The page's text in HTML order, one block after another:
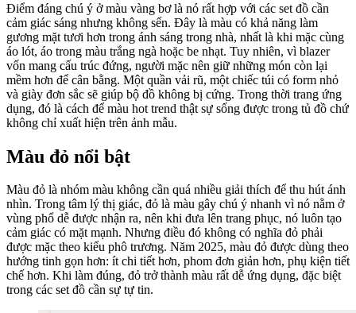
Điểm đáng chú ý ở màu vàng bơ là nó rất hợp với các set đồ cần
cảm giác sáng nhưng không sến. Đây là màu có khả năng làm
gương mặt tươi hơn trong ánh sáng trong nhà, nhất là khi mặc cùng
áo lót, áo trong màu trắng ngà hoặc be nhạt. Tuy nhiên, vì blazer
vốn mang cấu trúc đứng, người mặc nên giữ những món còn lại
mềm hơn để cân bằng. Một quần vải rũ, một chiếc túi có form nhỏ
và giày đơn sắc sẽ giúp bộ đồ không bị cứng. Trong thời trang ứng
dụng, đó là cách để màu hot trend thật sự sống được trong tủ đồ chứ
không chỉ xuất hiện trên ảnh mẫu.
Màu đỏ nổi bật
Màu đỏ là nhóm màu không cần quá nhiều giải thích để thu hút ánh
nhìn. Trong tâm lý thị giác, đỏ là màu gây chú ý nhanh vì nó nằm ở
vùng phổ dễ được nhận ra, nên khi đưa lên trang phục, nó luôn tạo
cảm giác có mặt mạnh. Nhưng điều đó không có nghĩa đỏ phải
được mặc theo kiểu phô trương. Năm 2025, màu đỏ được dùng theo
hướng tinh gọn hơn: ít chi tiết hơn, phom đơn giản hơn, phụ kiện tiết
chế hơn. Khi làm đúng, đỏ trở thành màu rất dễ ứng dụng, đặc biệt
trong các set đồ cần sự tự tin.